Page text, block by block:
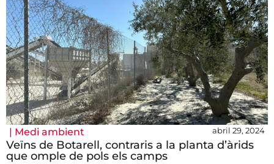
| Medi ambient abril 29, 2024
Veïns de Botarell, contraris a la planta d’àrids
que omple de pols els camps